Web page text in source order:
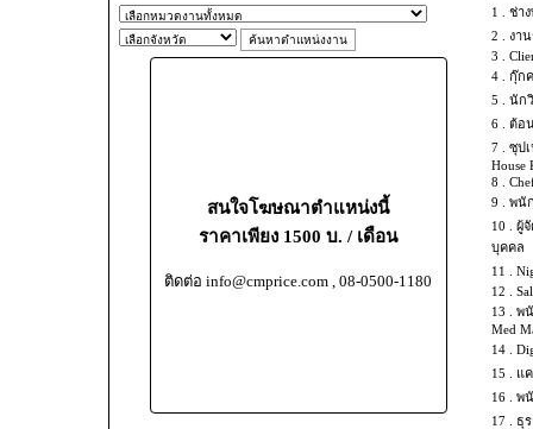
สนใจโฆษณาตำแหน่งนี้
ราคาเพียง 1500 บ. / เดือน
ติดต่อ info@cmprice.com , 08-0500-1180
1 . ช่า
2 . งา
3 .
4 . กุ๊ก
5 . นัก
6 . ต้อ
7 . ซุป
House
8 .
9 . พนั
10 . ผู้
บุคคล
11 .
12 .
13 . พ
Med
14 .
15 .
แ
16 . พ
17 .
ธุ